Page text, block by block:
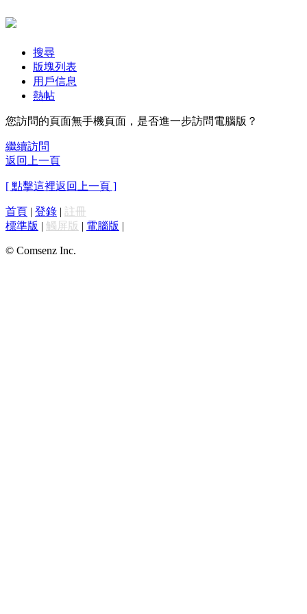
搜尋
版塊列表
用戶信息
熱帖
您訪問的頁面無手機頁面，是否進一步訪問電腦版？
繼續訪問
返回上一頁
[ 點擊這裡返回上一頁 ]
首頁 | 登錄 | 註冊
標準版 | 觸屏版 | 電腦版 |
© Comsenz Inc.